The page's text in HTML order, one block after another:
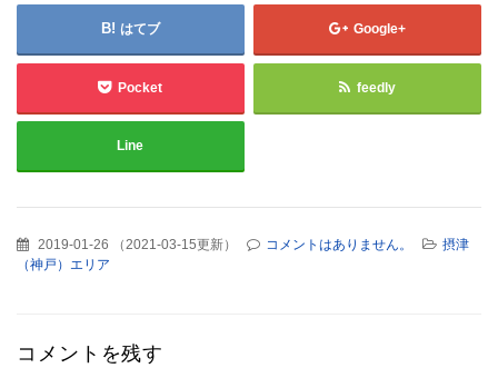
はてブ Google+
Pocket feedly
Line
2019-01-26 （2021-03-15更新） コメントはありません。
摂津
（神戸）エリア
コメントを残す